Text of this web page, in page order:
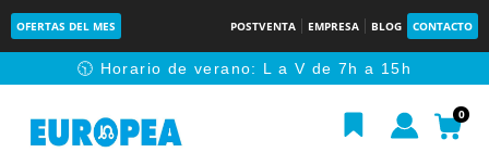
OFERTAS DEL MES POSTVENTA EMPRESA BLOG CONTACTO
🕥 Horario de verano: L a V de 7h a 15h
0